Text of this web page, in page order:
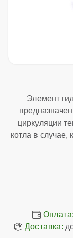
Элемент
циркуляции
котла в случае,
Оплата:
Доставка: